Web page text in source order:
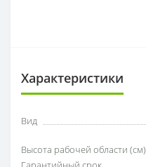
Характеристики
Вид
Высота рабочей области (см)